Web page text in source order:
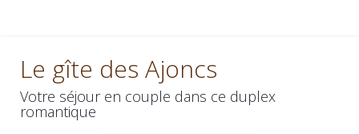
Le gîte des Ajoncs
Votre séjour en couple dans ce duplex
romantique